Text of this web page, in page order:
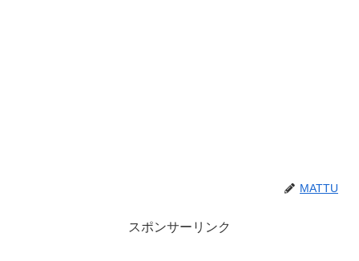
MATTU
スポンサーリンク